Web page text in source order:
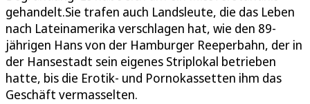
gehandelt.Sie trafen auch Landsleute, die das Leben
nach Lateinamerika verschlagen hat, wie den 89-
jährigen Hans von der Hamburger Reeperbahn, der in
der Hansestadt sein eigenes Striplokal betrieben
hatte, bis die Erotik- und Pornokassetten ihm das
Geschäft vermasselten.